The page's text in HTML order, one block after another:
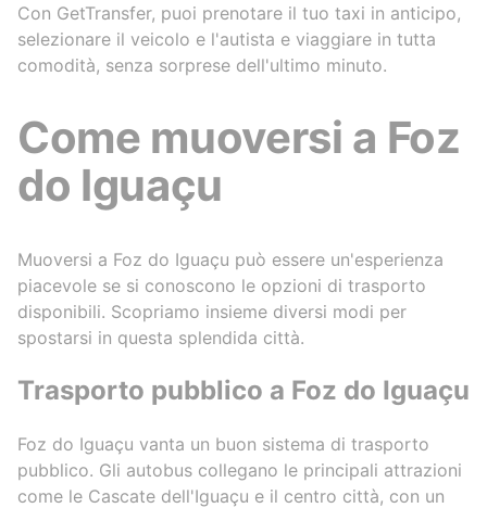
Con GetTransfer, puoi prenotare il tuo taxi in anticipo,
selezionare il veicolo e l'autista e viaggiare in tutta
comodità, senza sorprese dell'ultimo minuto.
Come muoversi a Foz
do Iguaçu
Muoversi a Foz do Iguaçu può essere un'esperienza
piacevole se si conoscono le opzioni di trasporto
disponibili. Scopriamo insieme diversi modi per
spostarsi in questa splendida città.
Trasporto pubblico a Foz do Iguaçu
Foz do Iguaçu vanta un buon sistema di trasporto
pubblico. Gli autobus collegano le principali attrazioni
come le Cascate dell'Iguaçu e il centro città, con un